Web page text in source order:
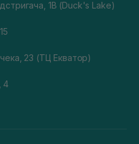
1В (Duck's Lake)
23 (ТЦ Екватор)
4